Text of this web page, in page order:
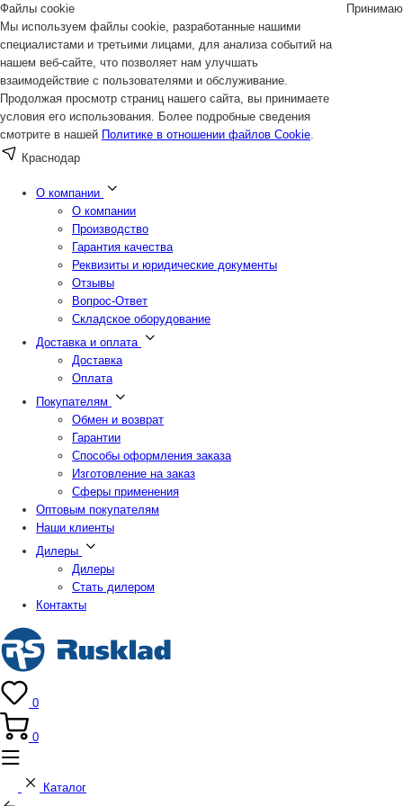
Файлы cookie
Мы используем файлы cookie, разработанные нашими
специалистами и третьими лицами, для анализа событий на
нашем веб-сайте, что позволяет нам улучшать
взаимодействие с пользователями и обслуживание.
Продолжая просмотр страниц нашего сайта, вы принимаете
условия его использования. Более подробные сведения
смотрите в нашей Политике в отношении файлов Cookie.
Принимаю
Краснодар
О компании
О компании
Производство
Гарантия качества
Реквизиты и юридические документы
Отзывы
Вопрос-Ответ
Складское оборудование
Доставка и оплата
Доставка
Оплата
Покупателям
Обмен и возврат
Гарантии
Способы оформления заказа
Изготовление на заказ
Сферы применения
Оптовым покупателям
Наши клиенты
Дилеры
Дилеры
Стать дилером
Контакты
0
0
Каталог